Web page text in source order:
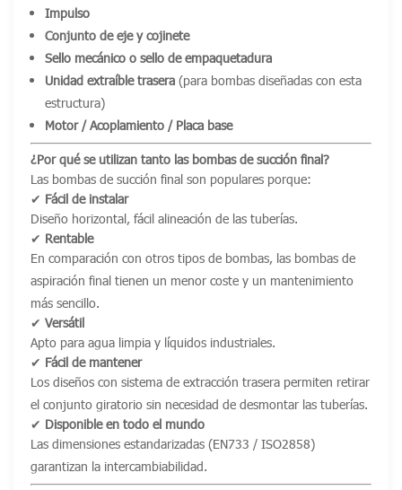
Impulso
Conjunto de eje y cojinete
Sello mecánico o sello de empaquetadura
Unidad extraíble trasera (para bombas diseñadas con esta
estructura)
Motor / Acoplamiento / Placa base
¿Por qué se utilizan tanto las bombas de succión final?
Las bombas de succión final son populares porque:
✔ Fácil de instalar
Diseño horizontal, fácil alineación de las tuberías.
✔ Rentable
En comparación con otros tipos de bombas, las bombas de
aspiración final tienen un menor coste y un mantenimiento
más sencillo.
✔Versátil
Apto para agua limpia y líquidos industriales.
✔ Fácil de mantener
Los diseños con sistema de extracción trasera permiten retirar
el conjunto giratorio sin necesidad de desmontar las tuberías.
✔ Disponible en todo el mundo
Las dimensiones estandarizadas (EN733 / ISO2858)
garantizan la intercambiabilidad.